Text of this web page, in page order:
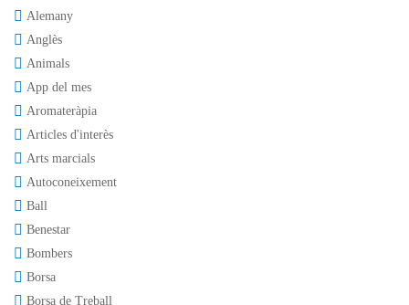
Alemany
Anglès
Animals
App del mes
Aromateràpia
Articles d'interès
Arts marcials
Autoconeixement
Ball
Benestar
Bombers
Borsa
Borsa de Treball